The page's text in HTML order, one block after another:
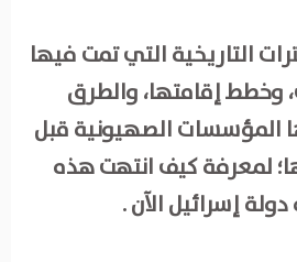
التاريخية التي تمت فيها
وخطط إقامتها، والطرق
المؤسسات الصهيونية قبل
لمعرفة كيف انتهت هذه
إسرائيل الآن .